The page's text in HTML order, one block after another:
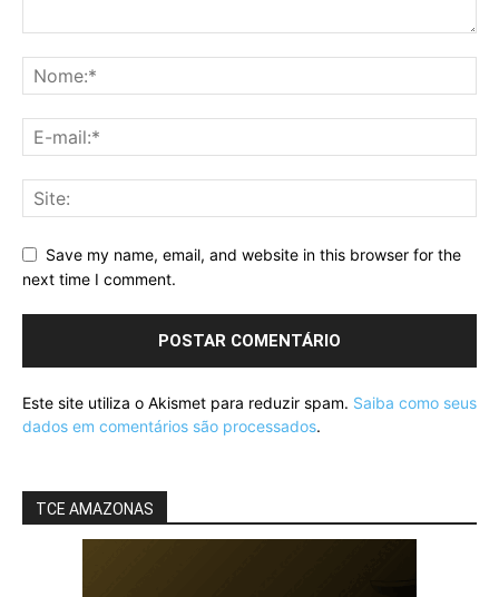
Save my name, email, and website in this browser for the
next time I comment.
Este site utiliza o Akismet para reduzir spam. Saiba como seus
dados em comentários são processados.
TCE AMAZONAS